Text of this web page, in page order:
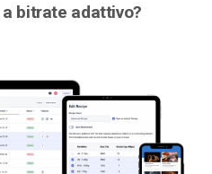
a bitrate adattivo?